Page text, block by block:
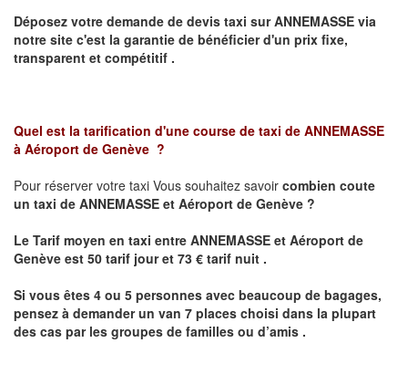
Déposez votre demande de devis taxi surANNEMASSE via
notre site c'est la garantie de bénéficier d'un prix fixe,
transparent et compétitif .
Quel est la tarification d'une course de taxi de ANNEMASSE
à Aéroport de Genève ?
Pour réserver votre taxi Vous souhaitez savoir combien coute
un taxi de ANNEMASSE et Aéroport de Genève ?
Le Tarif moyen en taxi entre ANNEMASSE et Aéroport de
Genève est 50 tarif jour et 73 € tarif nuit .
Si vous êtes 4 ou 5 personnes avec beaucoup de bagages,
pensez à demander un van 7 places choisi dans la plupart
des cas par les groupes de familles ou d’amis .